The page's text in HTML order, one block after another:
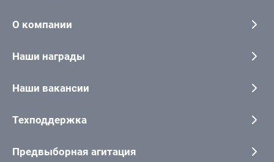
О компании
Наши награды
Наши вакансии
Техподдержка
Предвыборная агитация